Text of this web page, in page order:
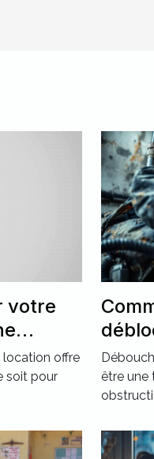
votre
location offre
soit pour
être une